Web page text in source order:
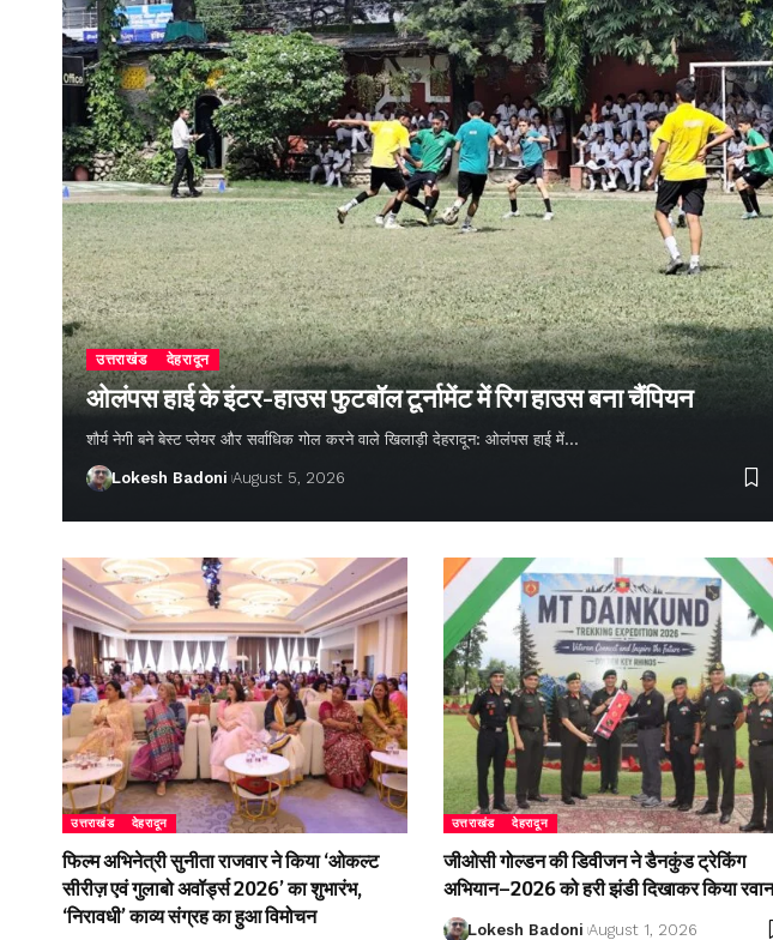
उत्तराखंड देहरादून
ओलंपस हाई के इंटर-हाउस फुटबॉल टूर्नामेंट में रिग हाउस बना चैंपियन
शौर्य नेगी बने बेस्ट प्लेयर और सर्वाधिक गोल करने वाले खिलाड़ी देहरादून: ओलंपस हाई में…
Lokesh Badoni August 5, 2026
उत्तराखंड देहरादून
फिल्म अभिनेत्री सुनीता राजवार ने किया ‘ओकल्ट
सीरीज़ एवं गुलाबो अवॉर्ड्स 2026’ का शुभारंभ,
‘निरावधी’ काव्य संग्रह का हुआ विमोचन
उत्तराखंड देहरादून
जीओसी गोल्डन की डिवीजन ने डैनकुंड ट्रेकिंग
अभियान–2026 को हरी झंडी दिखाकर किया
Lokesh Badoni August 1, 2026